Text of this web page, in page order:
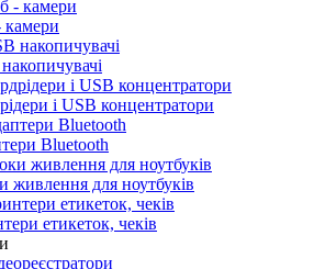
камери
і USB концентратори
Bluetooth
живлення для ноутбуків
етикеток, чеків